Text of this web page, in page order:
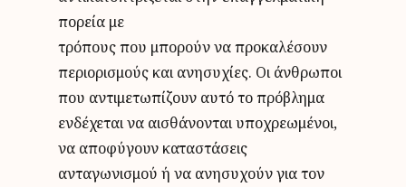
πορεία με
τρόπους που μπορούν να προκαλέσουν
περιορισμούς και ανησυχίες. Οι άνθρωποι
που αντιμετωπίζουν αυτό το πρόβλημα
ενδέχεται να αισθάνονται υποχρεωμένοι,
να αποφύγουν καταστάσεις
ανταγωνισμού ή να ανησυχούν για τον